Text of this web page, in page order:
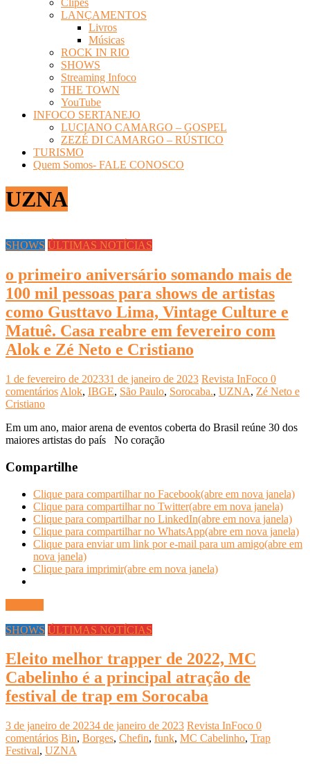
Clipes
LANÇAMENTOS
Livros
Músicas
ROCK IN RIO
SHOWS
Streaming Infoco
THE TOWN
YouTube
INFOCO SERTANEJO
LUCIANO CAMARGO – GOSPEL
ZEZÉ DI CAMARGO – RÚSTICO
TURISMO
Quem Somos- FALE CONOSCO
UZNA
SHOWS ÚLTIMAS NOTÍCIAS
o primeiro aniversário somando mais de
100 mil pessoas para shows de artistas
como Gusttavo Lima, Vintage Culture e
Matuê. Casa reabre em fevereiro com
Alok e Zé Neto e Cristiano
1 de fevereiro de 202331 de janeiro de 2023 Revista InFoco 0
comentários Alok, IBGE, São Paulo, Sorocaba., UZNA, Zé Neto e
Cristiano
Em um ano, maior arena de eventos coberta do Brasil reúne 30 dos
maiores artistas do país No coração
Compartilhe
Clique para compartilhar no Facebook(abre em nova janela)
Clique para compartilhar no Twitter(abre em nova janela)
Clique para compartilhar no LinkedIn(abre em nova janela)
Clique para compartilhar no WhatsApp(abre em nova janela)
Clique para enviar um link por e-mail para um amigo(abre em
nova janela)
Clique para imprimir(abre em nova janela)
SHOWS ÚLTIMAS NOTÍCIAS
Eleito melhor trapper de 2022, MC
Cabelinho é a principal atração de
festival de trap em Sorocaba
3 de janeiro de 20234 de janeiro de 2023 Revista InFoco 0
comentários Bin, Borges, Chefin, funk, MC Cabelinho, Trap
Festival, UZNA